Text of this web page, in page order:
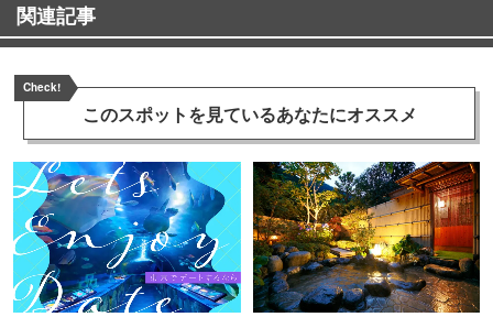
関連記事
Check!
このスポットを見ているあなたにオススメ